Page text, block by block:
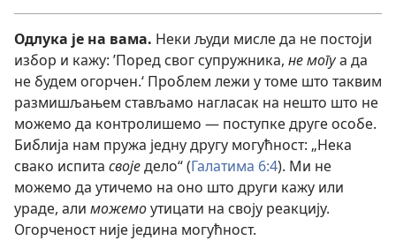
Одлука је на вама. Неки људи мисле да не постоји
избор и кажу: ’Поред свог супружника, не могуа да
не будем огорчен.‘ Проблем лежи у томе што таквим
размишљањем стављамо нагласак на нешто што не
можемо да контролишемо — поступке друге особе.
Библија нам пружа једну другу могућност: „Нека
свако испита своједело“ (Галатима 6:4). Ми не
можемо да утичемо на оно што други кажу или
ураде, али можемоутицати на своју реакцију.
Огорченост није једина могућност.